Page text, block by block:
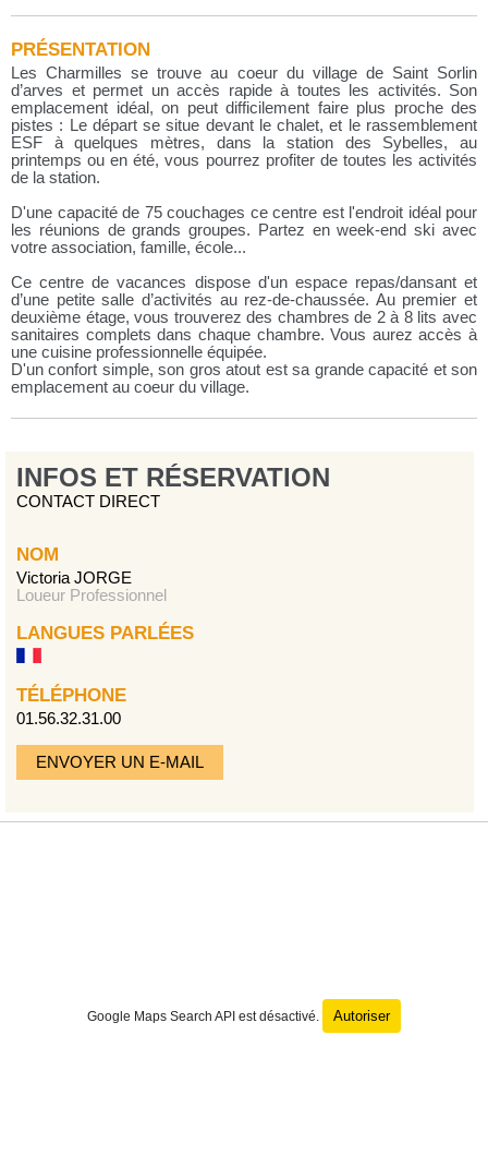
PRÉSENTATION
Les Charmilles se trouve au coeur du village de Saint Sorlin
d’arves et permet un accès rapide à toutes les activités. Son
emplacement idéal, on peut difficilement faire plus proche des
pistes : Le départ se situe devant le chalet, et le rassemblement
ESF à quelques mètres, dans la station des Sybelles, au
printemps ou en été, vous pourrez profiter de toutes les activités
de la station.
D'une capacité de 75 couchages ce centre est l'endroit idéal pour
les réunions de grands groupes. Partez en week-end ski avec
votre association, famille, école...
Ce centre de vacances dispose d'un espace repas/dansant et
d’une petite salle d’activités au rez-de-chaussée. Au premier et
deuxième étage, vous trouverez des chambres de 2 à 8 lits avec
sanitaires complets dans chaque chambre. Vous aurez accès à
une cuisine professionnelle équipée.
D'un confort simple, son gros atout est sa grande capacité et son
emplacement au coeur du village.
INFOS ET RÉSERVATION
CONTACT DIRECT
NOM
Victoria JORGE
Loueur Professionnel
LANGUES PARLÉES
TÉLÉPHONE
01.56.32.31.00
ENVOYER UN E-MAIL
Google Maps Search API est désactivé. Autoriser